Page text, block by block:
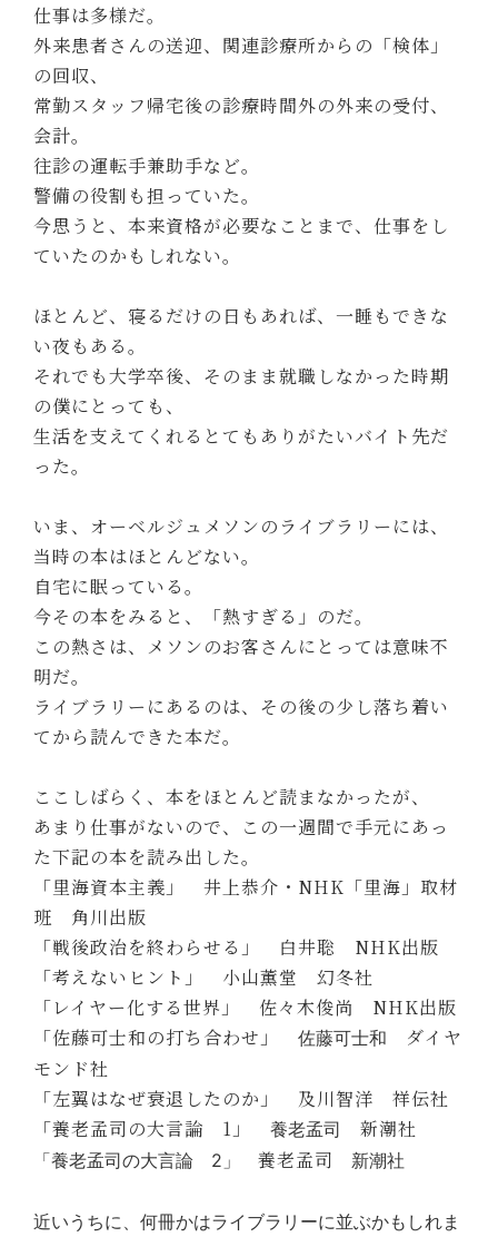
仕事は多様だ。
外来患者さんの送迎、関連診療所からの「検体」
の回収、
常勤スタッフ帰宅後の診療時間外の外来の受付、
会計。
往診の運転手兼助手など。
警備の役割も担っていた。
今思うと、本来資格が必要なことまで、仕事をし
ていたのかもしれない。
ほとんど、寝るだけの日もあれば、一睡もできな
い夜もある。
それでも大学卒後、そのまま就職しなかった時期
の僕にとっても、
生活を支えてくれるとてもありがたいバイト先だ
った。
いま、オーベルジュメソンのライブラリーには、
当時の本はほとんどない。
自宅に眠っている。
今その本をみると、「熱すぎる」のだ。
この熱さは、メソンのお客さんにとっては意味不
明だ。
ライブラリーにあるのは、その後の少し落ち着い
てから読んできた本だ。
ここしばらく、本をほとんど読まなかったが、
あまり仕事がないので、この一週間で手元にあっ
た下記の本を読み出した。
「里海資本主義」 井上恭介・NHK「里海」取材
班 角川出版
「戦後政治を終わらせる」 白井聡 NHK出版
「考えないヒント」 小山薫堂 幻冬社
「レイヤー化する世界」 佐々木俊尚 NHK出版
「佐藤可士和の打ち合わせ」佐藤可士和
ダイヤ
モンド社
「左翼はなぜ衰退したのか」 及川智洋 祥伝社
「養老孟司の大言論 1」養老孟司 新潮社
「養老孟司の大言論 2」養老孟司 新潮社
近いうちに、何冊かはライブラリーに並ぶかもしれま